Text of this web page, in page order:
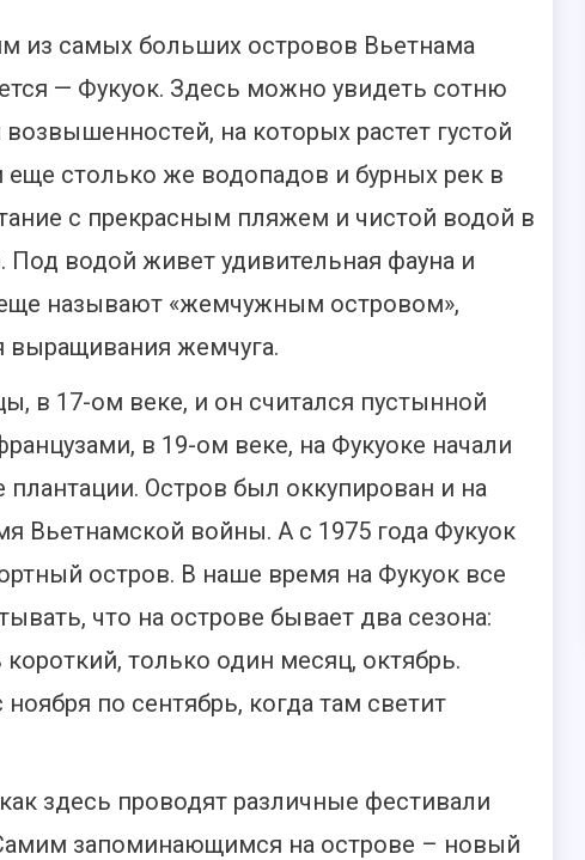
из самых больших островов Вьетнама
— Фукуок. Здесь можно увидеть сотню
возвышенностей, на которых растет густой
еще столько же водопадов и бурных рек в
с прекрасным пляжем и чистой водой в
Под водой живет удивительная фауна и
называют «жемчужным островом»,
выращивания жемчуга.
в 17-ом веке, и он считался пустынной
в 19-ом веке, на Фукуоке начали
Остров был оккупирован и на
Вьетнамской войны. А с 1975 года Фукуок
остров. В наше время на Фукуок все
что на острове бывает два сезона:
только один месяц, октябрь.
по сентябрь, когда там светит
здесь проводят различные фестивали
запоминающимся на острове – новый